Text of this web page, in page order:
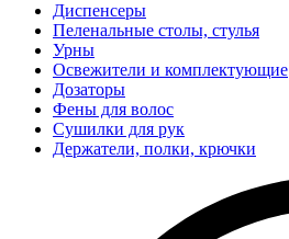
Диспенсеры
Пеленальные столы, стулья
Урны
Освежители и комплектующие
Дозаторы
Фены для волос
Сушилки для рук
Держатели, полки, крючки